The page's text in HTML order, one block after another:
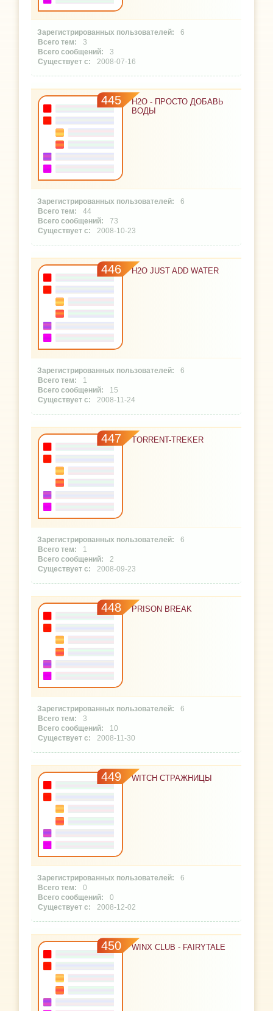
6
3
3
2008-07-16
445
H2O - ПРОСТО ДОБАВЬ
ВОДЫ
6
44
73
2008-10-23
446 H2O JUST ADD WATER
6
1
15
2008-11-24
447 TORRENT-TREKER
6
1
2
2008-09-23
448 PRISON BREAK
6
3
10
2008-11-30
449 WITCH СТРАЖНИЦЫ
6
0
0
2008-12-02
450 WINX CLUB - FAIRYTALE